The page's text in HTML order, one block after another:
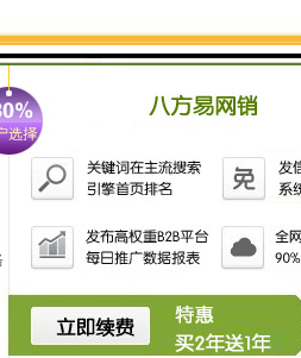
过模具，能做出落料，冲孔，成型，拉深
机出力，带动飞轮，经离合器带动齿轮、曲